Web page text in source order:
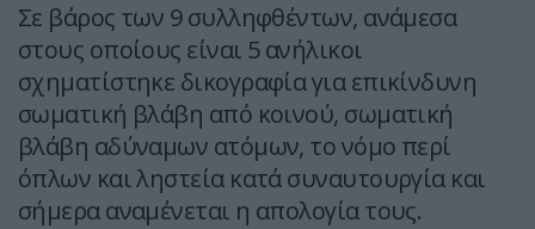
Σε βάρος των 9 συλληφθέντων, ανάμεσα
στους οποίους είναι 5 ανήλικοι
σχηματίστηκε δικογραφία για επικίνδυνη
σωματική βλάβη από κοινού, σωματική
βλάβη αδύναμων ατόμων, το νόμο περί
όπλων και ληστεία κατά συναυτουργία και
σήμερα αναμένεται η απολογία τους.